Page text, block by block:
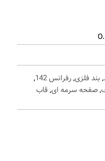
, بند فلزی,رفرانس 142
,
,صفحه سرمه ای, قاب